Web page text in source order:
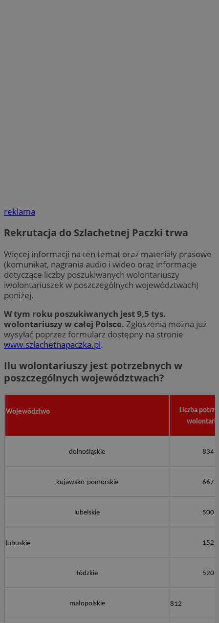
reklama
Rekrutacja do Szlachetnej Paczki trwa
Więcej informacji na ten temat oraz materiały prasowe
(komunikat, nagrania audio i wideo oraz informacje
dotyczące liczby poszukiwanych wolontariuszy
iwolontariuszek w poszczególnych województwach)
poniżej.
W tym roku poszukiwanych jest 9,5 tys.
wolontariuszy w całej Polsce. Zgłoszenia można już
wysyłać poprzez formularz dostępny na stronie
www.szlachetnapaczka.pl.
Ilu wolontariuszy jest potrzebnych w
poszczególnych województwach?
Województwo
Liczba
dolnośląskie 834
kujawsko-pomorskie 667
lubelskie 500
lubuskie 152
łódzkie 520
małopolskie 812